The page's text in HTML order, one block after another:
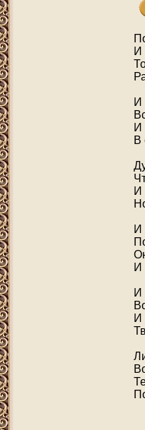
И
И
И
В
И
И
И
И
И